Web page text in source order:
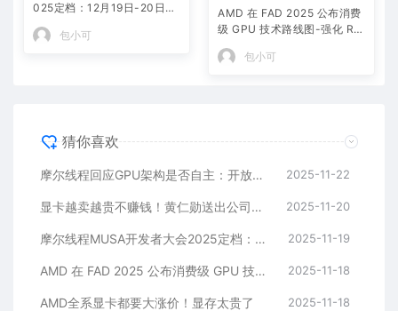
025定档：12月19日-20日
见！票价88元起
包小可
AMD 在 FAD 2025 公布消费
级 GPU 技术路线图-强化 RD
NA 架构、加速 AI PC 体验
包小可
猜你喜欢
摩尔线程回应GPU架构是否自主：开放合作与自研结合 2025-11-22
显卡越卖越贵不赚钱！黄仁勋送出公司史上最强业绩 英伟达发财报：1个季度狂赚319亿美元 2025-11-20
摩尔线程MUSA开发者大会2025定档：12月19日-20日见！票价88元起 2025-11-19
AMD 在 FAD 2025 公布消费级 GPU 技术路线图-强化 RDNA 架构、加速 AI PC 体验 2025-11-18
AMD全系显卡都要大涨价！显存太贵了 2025-11-18